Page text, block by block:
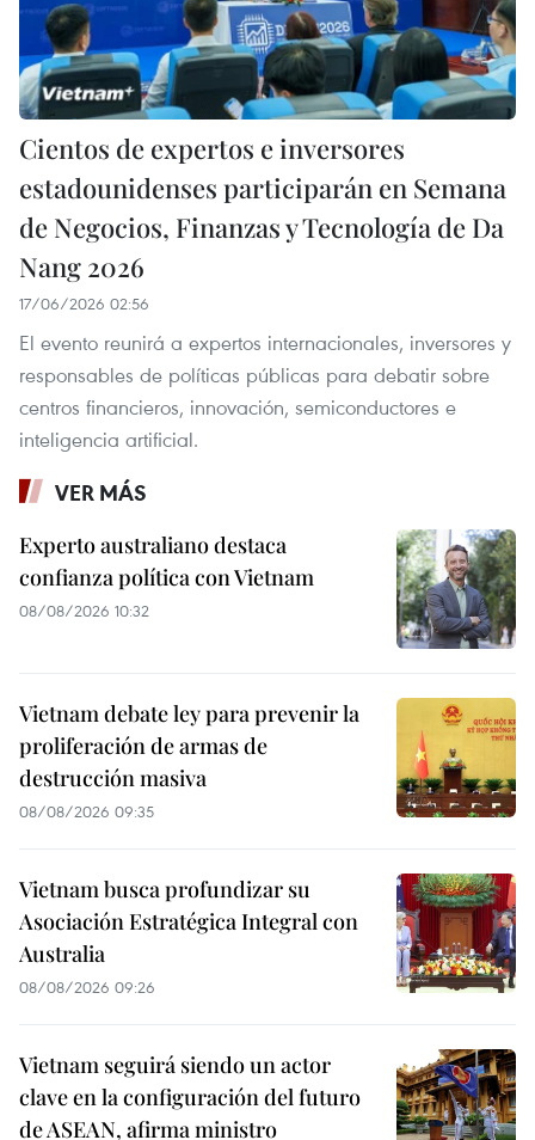
Cientos de expertos e inversores
estadounidenses participarán en Semana
de Negocios, Finanzas y Tecnología de Da
Nang 2026
17/06/2026 02:56
El evento reunirá a expertos internacionales, inversores y
responsables de políticas públicas para debatir sobre
centros financieros, innovación, semiconductores e
inteligencia artificial.
VER MÁS
Experto australiano destaca
confianza política con Vietnam
08/08/2026 10:32
Vietnam debate ley para prevenir la
proliferación de armas de
destrucción masiva
08/08/2026 09:35
Vietnam busca profundizar su
Asociación Estratégica Integral con
Australia
08/08/2026 09:26
Vietnam seguirá siendo un actor
clave en la configuración del futuro
de ASEAN, afirma ministro